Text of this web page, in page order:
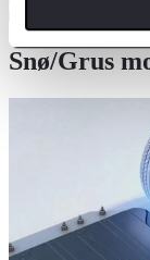
Snø/Grus